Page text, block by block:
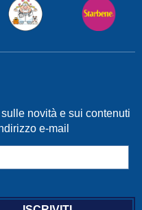
novità e sui contenuti
e-mail